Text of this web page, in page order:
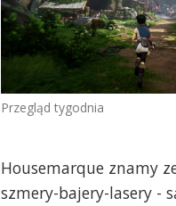
Przegląd tygodnia
Housemarque znamy
szmery-bajery-lasery -